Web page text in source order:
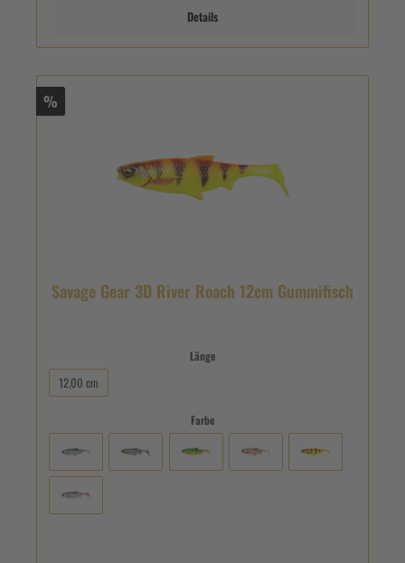
Details
%
Savage Gear 3D River Roach 12cm Gummifisch
Länge
12,00 cm
Farbe